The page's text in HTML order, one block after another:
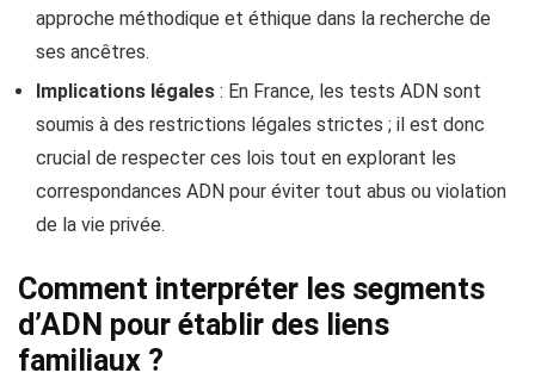
approche méthodique et éthique dans la recherche de
ses ancêtres.
Implications légales : En France, les tests ADN sont
soumis à des restrictions légales strictes ; il est donc
crucial de respecter ces lois tout en explorant les
correspondances ADN pour éviter tout abus ou violation
de la vie privée.
Comment interpréter les segments
d’ADN pour établir des liens
familiaux ?